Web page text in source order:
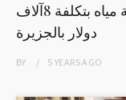
منظمة سُقيا السودان تدشن محطة مياه بتكلفة 8آلاف
دولار بالجزيرة
BY 5 YEARSAGO